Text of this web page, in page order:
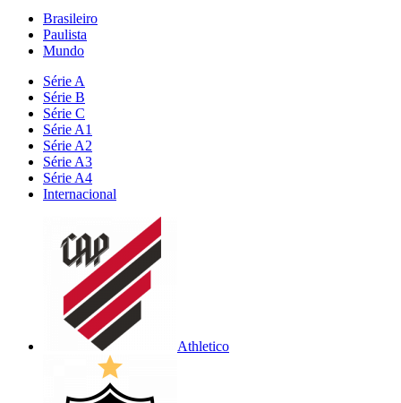
Brasileiro
Paulista
Mundo
Série A
Série B
Série C
Série A1
Série A2
Série A3
Série A4
Internacional
Athletico